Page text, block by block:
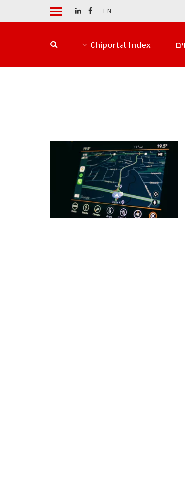
EN
Chiportal Index